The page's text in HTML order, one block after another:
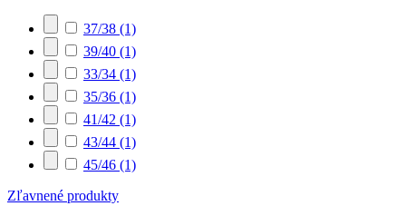
37/38 (1)
39/40 (1)
33/34 (1)
35/36 (1)
41/42 (1)
43/44 (1)
45/46 (1)
Zľavnené produkty